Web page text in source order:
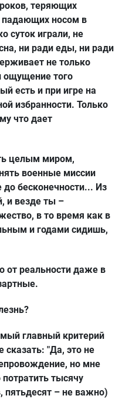
теряющих
падающих носом в
суток играли, не
ни ради еды, ни ради
не только
того
есть и при игре на
избранности. Только
что дает
целым миром,
военные миссии
до бесконечности... Из
и везде ты –
в то время как в
и годами сидишь,
от реальности даже в
главный критерий
сказать: "Да, это не
но мне
потратить тысячу
пятьдесят – не важно)